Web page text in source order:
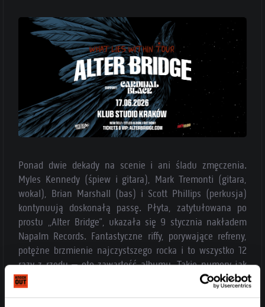
Ponad dwie dekady na scenie i ani śladu zmęczenia.
Myles Kennedy (śpiew i gitara), Mark Tremonti (gitara,
wokal), Brian Marshall (bas) i Scott Phillips (perkusja)
kontynuują doskonałą passę. Płyta, zatytułowana po
prostu „Alter Bridge”, ukazała się 9 stycznia nakładem
Napalm Records. Fantastyczne riffy, porywające refreny,
potężne brzmienie najczystszego rocka i to wszystko 12
razy z rzędu – oto zawartość albumu. Takie numery jak
„Rue The Day”, „Disregarded”, „Scales Are Falling” czy
„Hang By A Thread” z miejsca wejdą do zestawu żelaznej